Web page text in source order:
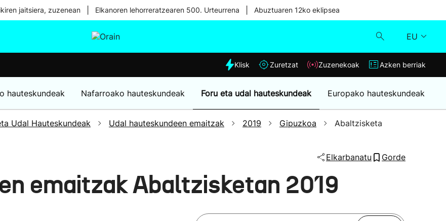
jaitsiera, zuzenean Elkanoren lehorreratzearen 500. Urteurrena Abuztuaren 12ko eklipsea
EU
Eguraldia
Klisk
Zuzenekoak
Azken berriak
Klisk Zuretzat Zuzenekoak Azken berriak
hauteskundeak Nafarroako hauteskundeak Foru eta udal hauteskundeak Europako hauteskundeak
Udal Hauteskundeak Udal hauteskundeen emaitzak 2019 Gipuzkoa Abaltzisketa
Elkarbanatu Gorde
emaitzak Abaltzisketan 2019